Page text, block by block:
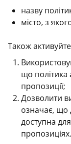
назву
місто, з
Також
що політика
пропозиції;
Дозволити
означає, що
доступна
пропозиціях.